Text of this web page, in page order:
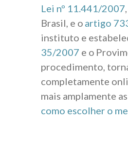
Lei nº 11.441/2007
Brasil, e o artigo
instituto e
35/2007 e o
procedimento,
completamente
mais amplamente
como escolher o